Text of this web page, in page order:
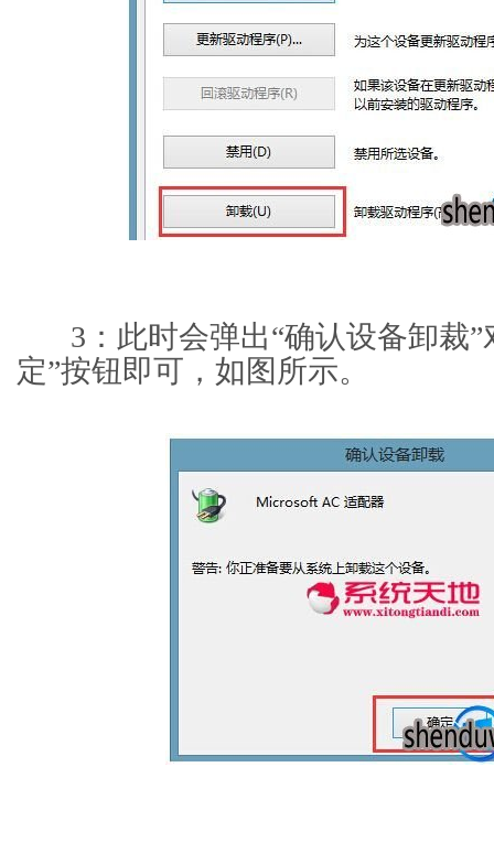
3：此时会弹出“确认设备卸裁”
定”按钮即可，如图所示。